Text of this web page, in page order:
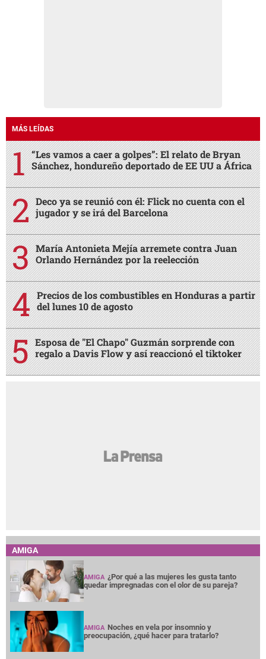
MÁS LEÍDAS
“Les vamos a caer a golpes”: El relato de Bryan
Sánchez, hondureño deportado de EE UU a África
Deco ya se reunió con él: Flick no cuenta con el
jugador y se irá del Barcelona
María Antonieta Mejía arremete contra Juan
Orlando Hernández por la reelección
Precios de los combustibles en Honduras a partir
del lunes 10 de agosto
Esposa de "El Chapo" Guzmán sorprende con
regalo a Davis Flow y así reaccionó el tiktoker
AMIGA
AMIGA ¿Por qué a las mujeres les gusta tanto
quedar impregnadas con el olor de su pareja?
AMIGA Noches en vela por insomnio y
preocupación, ¿qué hacer para tratarlo?